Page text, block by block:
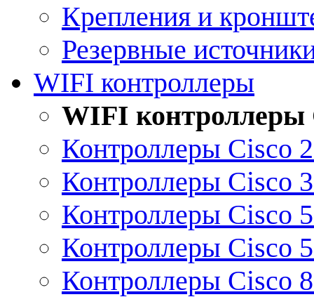
Крепления и
Резервные
WIFI контроллеры
WIFI контроллеры
Контроллеры Cisco
Контроллеры Cisco
Контроллеры Cisco
Контроллеры Cisco
Контроллеры Cisco